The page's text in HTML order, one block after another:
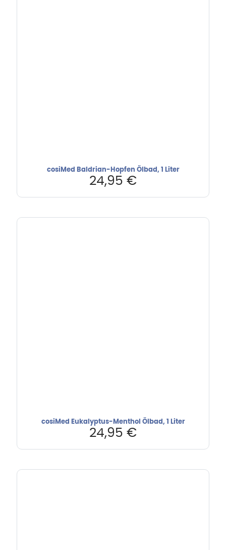
cosiMed Baldrian-Hopfen Ölbad, 1 Liter
24,95 €
cosiMed Eukalyptus-Menthol Ölbad, 1 Liter
24,95 €